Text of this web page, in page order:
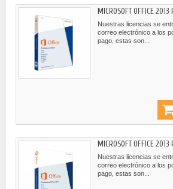
MICROSOFT OFFICE 2013
Nuestras licencias se
correo electrónico a los
pago, estas son...
MICROSOFT OFFICE 2013
Nuestras licencias se
correo electrónico a los
pago, estas son...